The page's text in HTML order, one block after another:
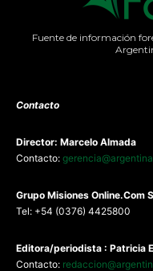
Fuente de información
Contacto
Director: Marcelo Almada
Contacto:
Grupo Misiones Online.Com
Tel: +54 (0376) 4425800
Editora/periodista : Patricia
Contacto: